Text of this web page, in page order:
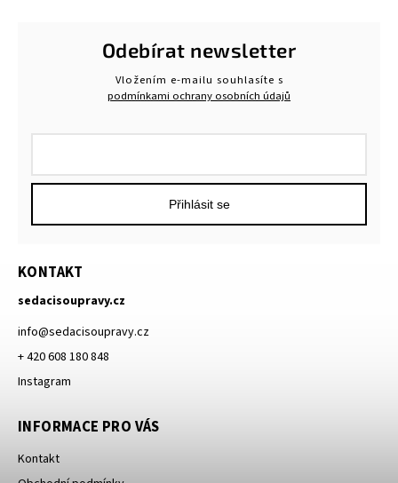
Odebírat newsletter
Vložením e-mailu souhlasíte s
podmínkami ochrany osobních údajů
Přihlásit se
KONTAKT
sedacisoupravy.cz
info@sedacisoupravy.cz
+ 420 608 180 848
Instagram
INFORMACE PRO VÁS
Kontakt